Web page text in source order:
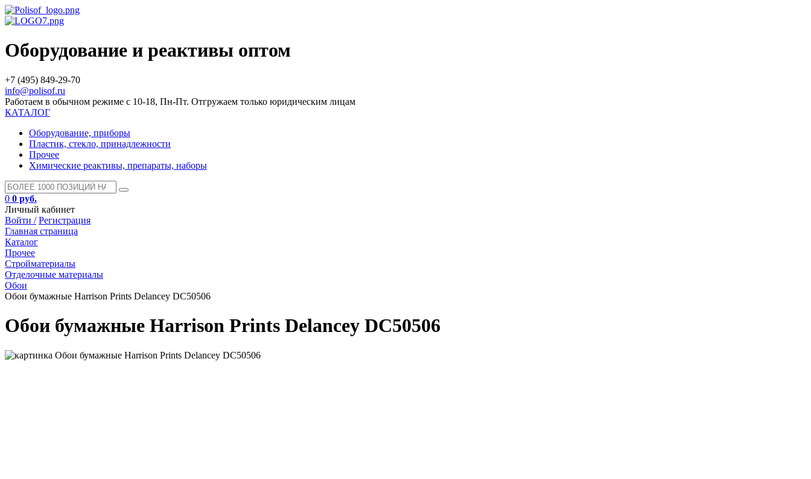
Оборудование и реактивы оптом
+7 (495) 849-29-70
info@polisof.ru
Работаем в обычном режиме с 10-18, Пн-Пт. Отгружаем только юридическим лицам
КАТАЛОГ
Оборудование, приборы
Пластик, стекло, принадлежности
Прочее
Химические реактивы, препараты, наборы
0 0 руб.
Личный кабинет
Войти / Регистрация
Главная страница
Каталог
Прочее
Стройматериалы
Отделочные материалы
Обои
Обои бумажные Harrison Prints Delancey DC50506
Обои бумажные Harrison Prints Delancey DC50506